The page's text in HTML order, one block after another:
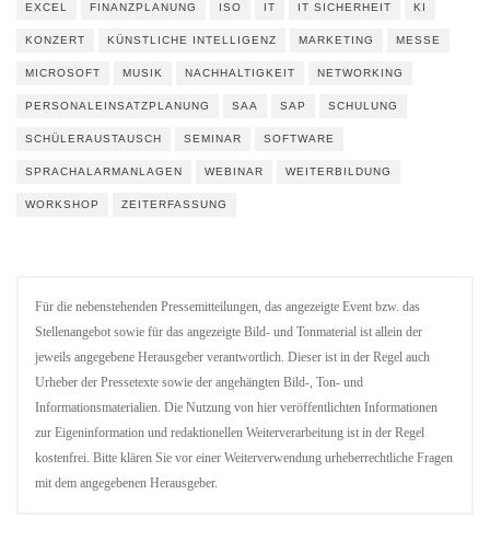
EXCEL FINANZPLANUNG ISO IT IT SICHERHEIT KI
KONZERT KÜNSTLICHE INTELLIGENZ MARKETING MESSE
MICROSOFT MUSIK NACHHALTIGKEIT NETWORKING
PERSONALEINSATZPLANUNG SAA SAP SCHULUNG
SCHÜLERAUSTAUSCH SEMINAR SOFTWARE
SPRACHALARMANLAGEN WEBINAR WEITERBILDUNG
WORKSHOP ZEITERFASSUNG
Für die nebenstehenden Pressemitteilungen, das angezeigte Event bzw. das
Stellenangebot sowie für das angezeigte Bild- und Tonmaterial ist allein der
jeweils angegebene Herausgeber verantwortlich. Dieser ist in der Regel auch
Urheber der Pressetexte sowie der angehängten Bild-, Ton- und
Informationsmaterialien. Die Nutzung von hier veröffentlichten Informationen
zur Eigeninformation und redaktionellen Weiterverarbeitung ist in der Regel
kostenfrei. Bitte klären Sie vor einer Weiterverwendung urheberrechtliche Fragen
mit dem angegebenen Herausgeber.